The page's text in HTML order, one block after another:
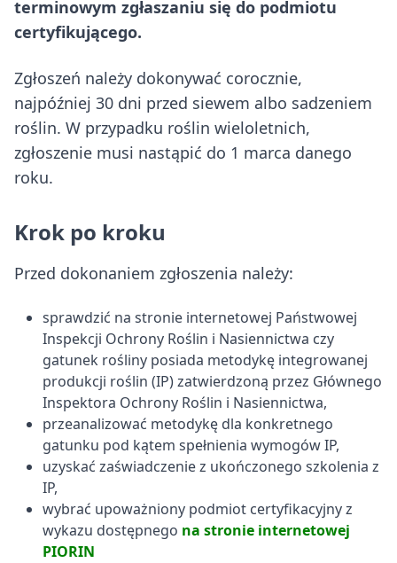
terminowym zgłaszaniu się do podmiotu
certyfikującego.
Zgłoszeń należy dokonywać corocznie,
najpóźniej 30 dni przed siewem albo sadzeniem
roślin. W przypadku roślin wieloletnich,
zgłoszenie musi nastąpić do 1 marca danego
roku.
Krok po kroku
Przed dokonaniem zgłoszenia należy:
sprawdzić na stronie internetowej Państwowej
Inspekcji Ochrony Roślin i Nasiennictwa czy
gatunek rośliny posiada metodykę integrowanej
produkcji roślin (IP) zatwierdzoną przez Głównego
Inspektora Ochrony Roślin i Nasiennictwa,
przeanalizować metodykę dla konkretnego
gatunku pod kątem spełnienia wymogów IP,
uzyskać zaświadczenie z ukończonego szkolenia z
IP,
wybrać upoważniony podmiot certyfikacyjny z
wykazu dostępnego na stronie internetowej
PIORIN